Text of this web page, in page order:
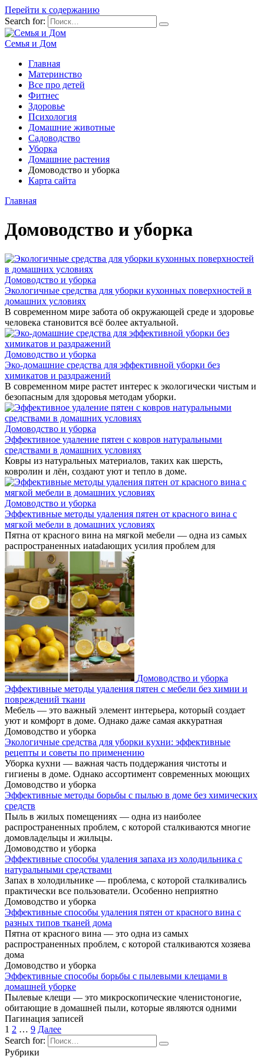
Перейти к содержанию
Search for:
Семья и Дом
Главная
Материнство
Все про детей
Фитнес
Здоровье
Психология
Домашние животные
Садоводство
Уборка
Домашние растения
Домоводство и уборка
Карта сайта
Главная
Домоводство и уборка
Домоводство и уборка
Экологичные средства для уборки кухонных поверхностей в
домашних условиях
В современном мире забота об окружающей среде и здоровье
человека становится всё более актуальной.
Домоводство и уборка
Эко-домашние средства для эффективной уборки без
химикатов и раздражений
В современном мире растет интерес к экологически чистым и
безопасным для здоровья методам уборки.
Домоводство и уборка
Эффективное удаление пятен с ковров натуральными
средствами в домашних условиях
Ковры из натуральных материалов, таких как шерсть,
ковролин и лён, создают уют и тепло в доме.
Домоводство и уборка
Эффективные методы удаления пятен от красного вина с
мягкой мебели в домашних условиях
Пятна от красного вина на мягкой мебели — одна из самых
распространенных иatadaющих усилия проблем для
Домоводство и уборка
Эффективные методы удаления пятен с мебели без химии и
повреждений ткани
Мебель — это важный элемент интерьера, который создает
уют и комфорт в доме. Однако даже самая аккуратная
Домоводство и уборка
Экологичные средства для уборки кухни: эффективные
рецепты и советы по применению
Уборка кухни — важная часть поддержания чистоты и
гигиены в доме. Однако ассортимент современных моющих
Домоводство и уборка
Эффективные методы борьбы с пылью в доме без химических
средств
Пыль в жилых помещениях — одна из наиболее
распространенных проблем, с которой сталкиваются многие
домовладельцы и жильцы.
Домоводство и уборка
Эффективные способы удаления запаха из холодильника с
натуральными средствами
Запах в холодильнике — проблема, с которой сталкивались
практически все пользователи. Особенно неприятно
Домоводство и уборка
Эффективные способы удаления пятен от красного вина с
разных типов тканей дома
Пятна от красного вина — это одна из самых
распространенных проблем, с которой сталкиваются хозяева
дома
Домоводство и уборка
Эффективные способы борьбы с пылевыми клещами в
домашней уборке
Пылевые клещи — это микроскопические членистоногие,
обитающие в домашней пыли, которые являются одними
Пагинация записей
1 2 … 9 Далее
Search for:
Рубрики